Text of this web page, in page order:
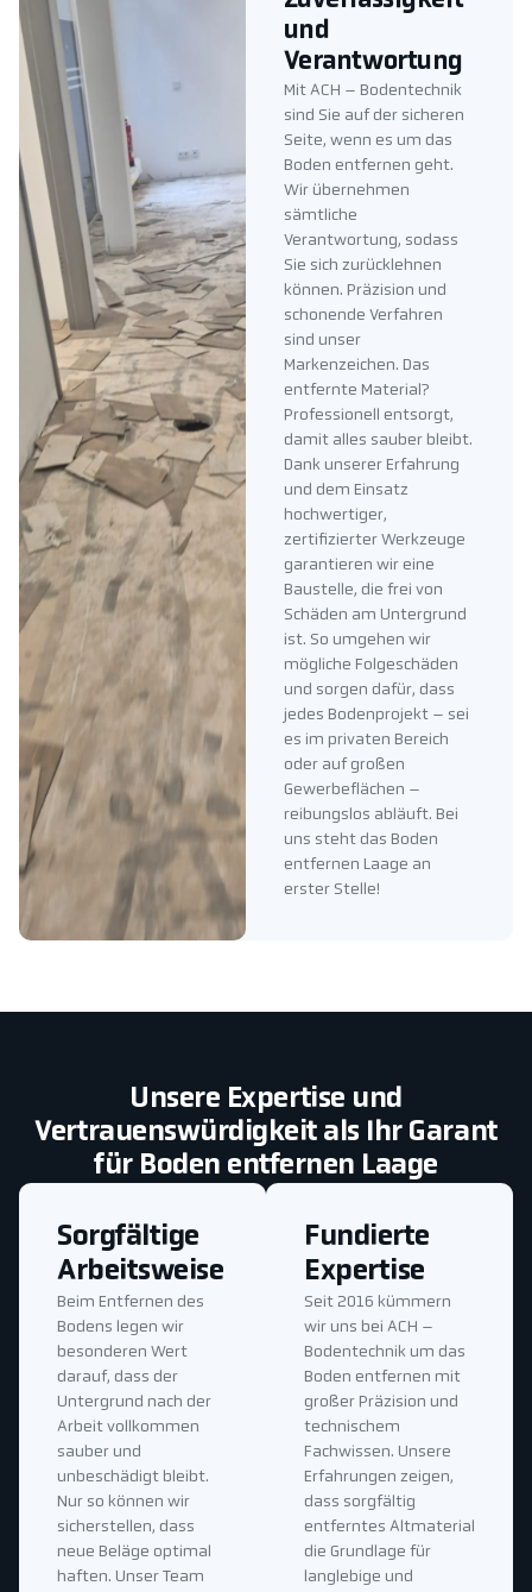
und
Verantwortung
Mit ACH – Bodentechnik
sind Sie auf der sicheren
Seite, wenn es um das
Boden entfernen geht.
Wir übernehmen
sämtliche
Verantwortung, sodass
Sie sich zurücklehnen
können. Präzision und
schonende Verfahren
sind unser
Markenzeichen. Das
entfernte Material?
Professionell entsorgt,
damit alles sauber bleibt.
Dank unserer Erfahrung
und dem Einsatz
hochwertiger,
zertifizierter Werkzeuge
garantieren wir eine
Baustelle, die frei von
Schäden am Untergrund
ist. So umgehen wir
mögliche Folgeschäden
und sorgen dafür, dass
jedes Bodenprojekt – sei
es im privaten Bereich
oder auf großen
Gewerbeflächen –
reibungslos abläuft. Bei
uns steht das Boden
entfernen Laage an
erster Stelle!
Unsere Expertise und
Vertrauenswürdigkeit als Ihr Garant
für Boden entfernen Laage
Fundierte
Expertise
Seit 2016 kümmern
wir uns bei ACH –
Bodentechnik um das
Boden entfernen mit
großer Präzision und
technischem
Fachwissen. Unsere
Erfahrungen zeigen,
dass sorgfältig
entferntes Altmaterial
die Grundlage für
langlebige und
Sorgfältige
Arbeitsweise
Beim Entfernen des
Bodens legen wir
besonderen Wert
darauf, dass der
Untergrund nach der
Arbeit vollkommen
sauber und
unbeschädigt bleibt.
Nur so können wir
sicherstellen, dass
neue Beläge optimal
haften. Unser Team